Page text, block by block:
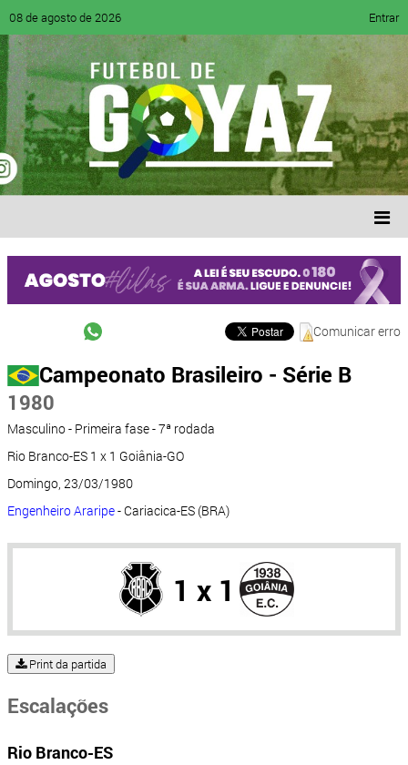
08 de agosto de 2026 Entrar
Comunicar erro
Campeonato Brasileiro - Série B
1980
Masculino - Primeira fase - 7ª rodada
Rio Branco-ES 1 x 1 Goiânia-GO
Domingo, 23/03/1980
Engenheiro Araripe- Cariacica-ES (BRA)
1 x 1
Print da partida
Escalações
Rio Branco-ES